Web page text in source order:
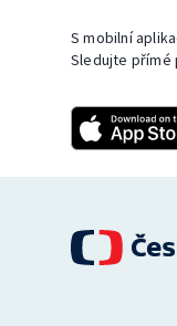
S mobilní
Sledujte přímé